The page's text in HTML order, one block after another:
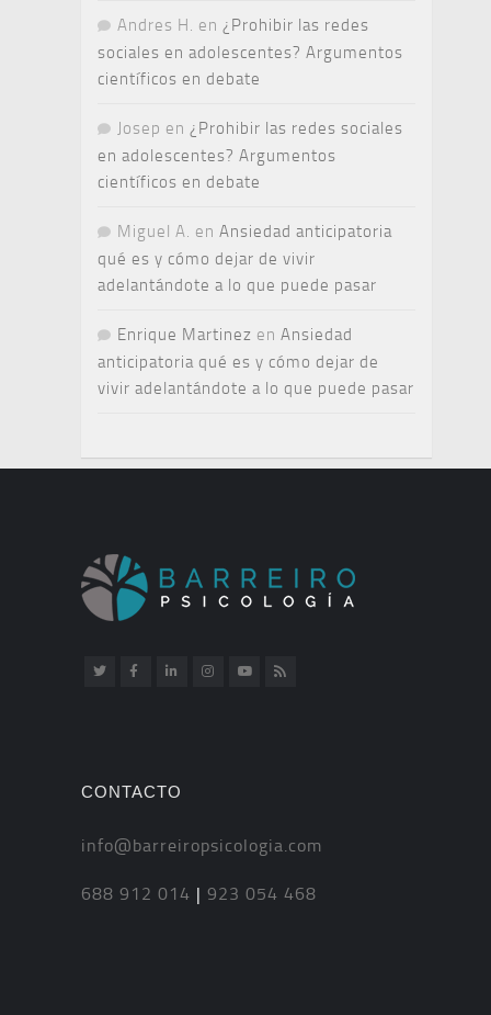
Andres H. en ¿Prohibir las redes
sociales en adolescentes? Argumentos
científicos en debate
Josep en ¿Prohibir las redes sociales
en adolescentes? Argumentos
científicos en debate
Miguel A. en Ansiedad anticipatoria
qué es y cómo dejar de vivir
adelantándote a lo que puede pasar
Enrique Martinez en Ansiedad
anticipatoria qué es y cómo dejar de
vivir adelantándote a lo que puede pasar
CONTACTO
info@barreiropsicologia.com
688 912 014 | 923 054 468